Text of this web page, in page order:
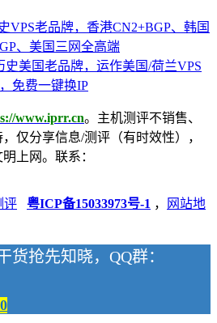
VPS老品牌，香港CN2+BGP、韩国
、美国三网全高端
史美国老品牌，运作美国/荷兰VPS
免费一键换IP
www.iprr.cn。主机测评不销售、
仅分享信息/测评（有时效性），
上网。联系：
评 粤ICP备15033973号-1 ，
网站地
货抢先知晓，QQ群：